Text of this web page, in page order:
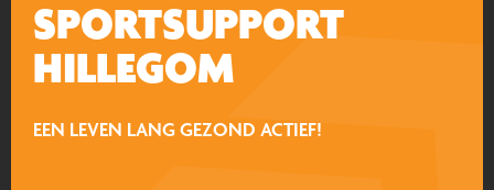
SPORTSUPPORT
HILLEGOM
EEN LEVEN LANG GEZOND ACTIEF!